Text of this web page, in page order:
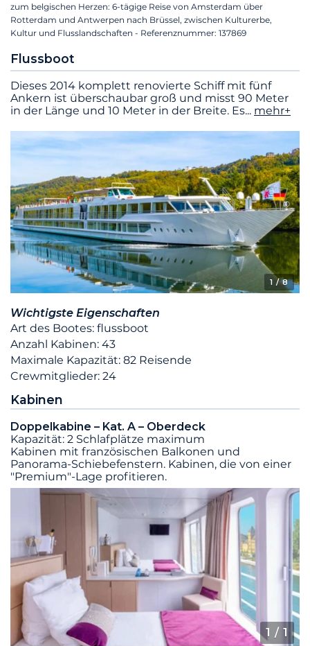
zum belgischen Herzen: 6-tägige Reise von Amsterdam über
Rotterdam und Antwerpen nach Brüssel, zwischen Kulturerbe,
Kultur und Flusslandschaften - Referenznummer: 137869
Flussboot
Dieses 2014 komplett renovierte Schiff mit fünf
Ankern ist überschaubar groß und misst 90 Meter
in der Länge und 10 Meter in der Breite. Es... mehr+
1 / 8
Wichtigste Eigenschaften
Art des Bootes: flussboot
Anzahl Kabinen: 43
Maximale Kapazität: 82 Reisende
Crewmitglieder: 24
Kabinen
Doppelkabine – Kat. A – Oberdeck
Kapazität: 2 Schlafplätze maximum
Kabinen mit französischen Balkonen und
Panorama-Schiebefenstern. Kabinen, die von einer
"Premium"-Lage profitieren.
1 / 1